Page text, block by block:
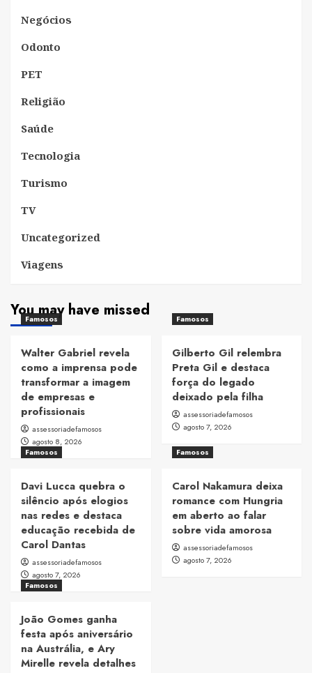
Negócios
Odonto
PET
Religião
Saúde
Tecnologia
Turismo
TV
Uncategorized
Viagens
You may have missed
Famosos
Walter Gabriel revela
como a imprensa pode
transformar a imagem
de empresas e
profissionais
assessoriadefamosos
agosto 8, 2026
Famosos
Gilberto Gil relembra
Preta Gil e destaca
força do legado
deixado pela filha
assessoriadefamosos
agosto 7, 2026
Famosos
Davi Lucca quebra o
silêncio após elogios
nas redes e destaca
educação recebida de
Carol Dantas
assessoriadefamosos
agosto 7, 2026
Famosos
Carol Nakamura deixa
romance com Hungria
em aberto ao falar
sobre vida amorosa
assessoriadefamosos
agosto 7, 2026
Famosos
João Gomes ganha
festa após aniversário
na Austrália, e Ary
Mirelle revela detalhes